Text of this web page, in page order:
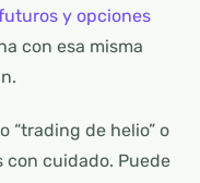
y opciones
con esa misma
“trading de helio” o
con cuidado. Puede